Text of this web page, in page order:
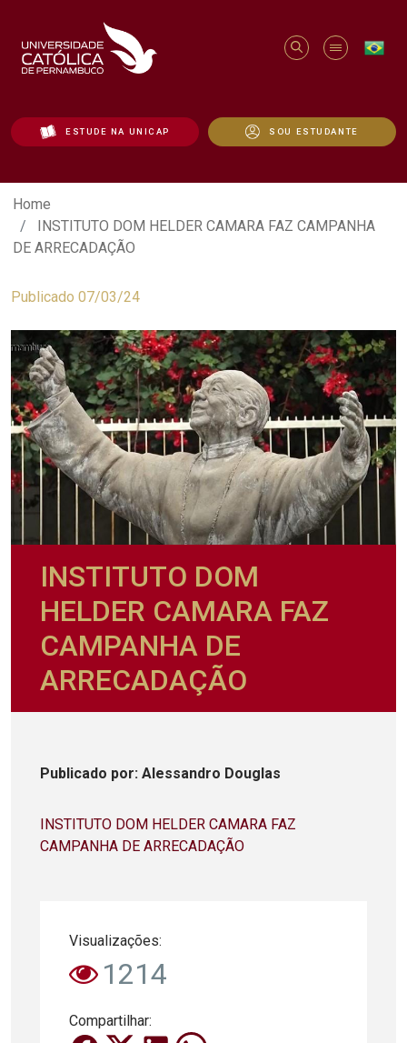
ESTUDE NA UNICAP SOU ESTUDANTE
INSTITUTO DOM HELDER CAMARA
Home
INSTITUTO DOM HELDER CAMARA FAZ CAMPANHA
DE ARRECADAÇÃO
Publicado 07/03/24
INSTITUTO DOM
HELDER CAMARA FAZ
CAMPANHA DE
ARRECADAÇÃO
Publicado por: Alessandro Douglas
INSTITUTO DOM HELDER CAMARA FAZ
CAMPANHA DE ARRECADAÇÃO
Visualizações:
1214
Compartilhar: